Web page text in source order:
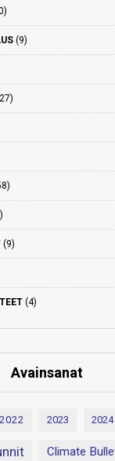
(9)
(9)
(4)
Avainsanat
2022 2023 2024
Climate